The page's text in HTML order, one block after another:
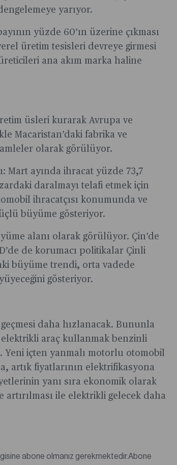
yarıyor.
yüzde 60’ın üzerine çıkması
üretim tesisleri devreye girmesi
ana akım marka haline
üsleri kurarak Avrupa ve
Macaristan’daki fabrika ve
olarak görülüyor.
Mart ayında ihracat yüzde 73,7
daralmayı telafi etmek için
ihracatçısı konumunda ve
büyüme gösteriyor.
alanı olarak görülüyor. Çin’de
de korumacı politikalar Çinli
büyüme trendi, orta vadede
gösteriyor.
daha hızlanacak. Bununla
araç kullanmak benzinli
içten yanmalı motorlu otomobil
artık fiyatlarının elektrifikasyona
yanı sıra ekonomik olarak
ile elektrikli gelecek daha